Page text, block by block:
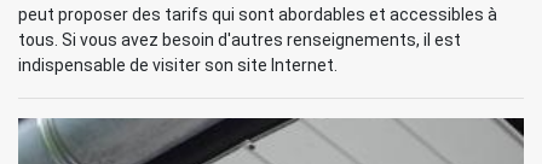
peut proposer des tarifs qui sont abordables et accessibles à
tous. Si vous avez besoin d'autres renseignements, il est
indispensable de visiter son site Internet.